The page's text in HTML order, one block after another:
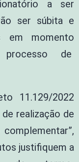
a ser
ser súbita e
em momento
de
11.129/2022
realização de
justifiquem a